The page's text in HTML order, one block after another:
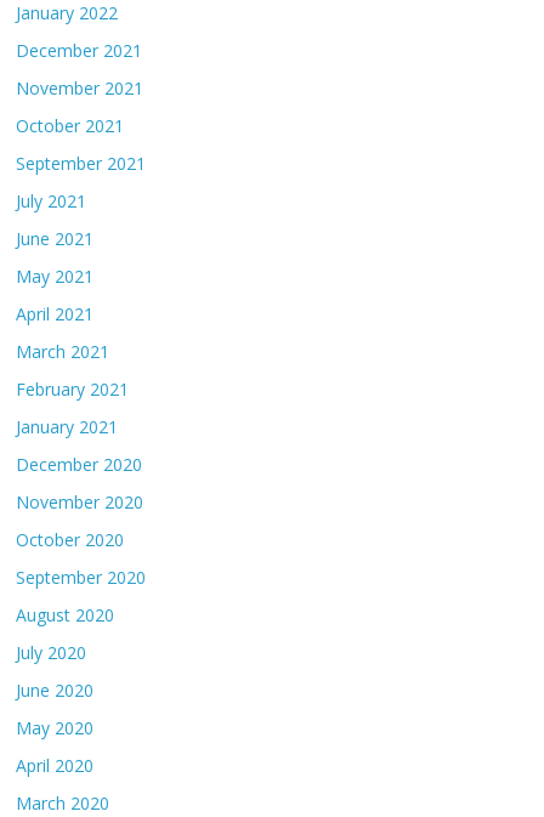
January 2022
December 2021
November 2021
October 2021
September 2021
July 2021
June 2021
May 2021
April 2021
March 2021
February 2021
January 2021
December 2020
November 2020
October 2020
September 2020
August 2020
July 2020
June 2020
May 2020
April 2020
March 2020